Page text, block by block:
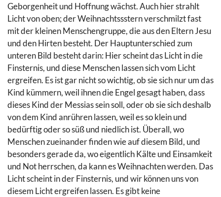
Geborgenheit und Hoffnung wächst. Auch hier strahlt
Licht von oben; der Weihnachtssstern verschmilzt fast
mit der kleinen Menschengruppe, die aus den Eltern Jesu
und den Hirten besteht. Der Hauptunterschied zum
unteren Bild besteht darin: Hier scheint das Licht in die
Finsternis, und diese Menschen lassen sich vom Licht
ergreifen. Es ist gar nicht so wichtig, ob sie sich nur um das
Kind kümmern, weil ihnen die Engel gesagt haben, dass
dieses Kind der Messias sein soll, oder ob sie sich deshalb
von dem Kind anrühren lassen, weil es so klein und
bedürftig oder so süß und niedlich ist. Überall, wo
Menschen zueinander finden wie auf diesem Bild, und
besonders gerade da, wo eigentlich Kälte und Einsamkeit
und Not herrschen, da kann es Weihnachten werden. Das
Licht scheint in der Finsternis, und wir können uns von
diesem Licht ergreifen lassen. Es gibt keine